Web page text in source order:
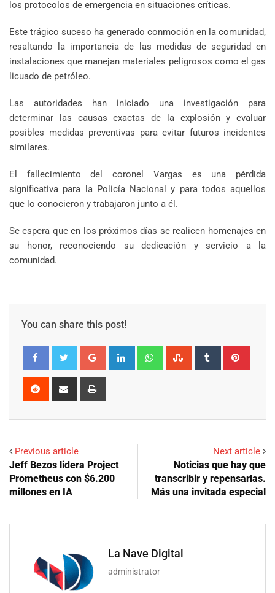
los protocolos de emergencia en situaciones críticas.
Este trágico suceso ha generado conmoción en la comunidad,
resaltando la importancia de las medidas de seguridad en
instalaciones que manejan materiales peligrosos como el gas
licuado de petróleo.
Las autoridades han iniciado una investigación para
determinar las causas exactas de la explosión y evaluar
posibles medidas preventivas para evitar futuros incidentes
similares.
El fallecimiento del coronel Vargas es una pérdida
significativa para la Policía Nacional y para todos aquellos
que lo conocieron y trabajaron junto a él.
Se espera que en los próximos días se realicen homenajes en
su honor, reconociendo su dedicación y servicio a la
comunidad.
You can share this post!
Google+ LinkedIn WhatsappStumbleUpon
Tumblr
Reddit
Share
Previous article
Jeff Bezos lidera Project
Prometheus con $6.200
millones en IA
Next article
Noticias que hay que
transcribir y repensarlas.
Más una invitada especial
La Nave Digital
administrator